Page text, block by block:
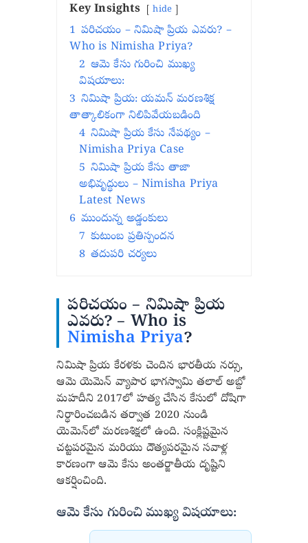
Key Insights hide
1 పరిచయం – నిమిషా ప్రియ ఎవరు? –
Who is Nimisha Priya?
2 ఆమె కేసు గురించి ముఖ్య
విషయాలు:
3 నిమిషా ప్రియ: యమన్ మరణశిక్ష
తాత్కాలికంగా నిలిపివేయబడింది
4 నిమిషా ప్రియ కేసు నేపథ్యం –
Nimisha Priya Case
5 నిమిషా ప్రియ కేసు తాజా
అభివృద్ధులు – Nimisha Priya
Latest News
6 ముందున్న అడ్డంకులు
7 కుటుంబ ప్రతిస్పందన
8 తదుపరి చర్యలు
పరిచయం – నిమిషా ప్రియ
ఎవరు? – Who is
Nimisha Priya?
నిమిషా ప్రియ కేరళకు చెందిన భారతీయ నర్సు,
ఆమె యెమెన్ వ్యాపార భాగస్వామి తలాల్ అబ్దో
మహదీని 2017లో హత్య చేసిన కేసులో దోషిగా
నిర్ధారించబడిన తర్వాత 2020 నుండి
యెమెన్‌లో మరణశిక్షలో ఉంది. సంక్లిష్టమైన
చట్టపరమైన మరియు దౌత్యపరమైన సవాళ్ల
కారణంగా ఆమె కేసు అంతర్జాతీయ దృష్టిని
ఆకర్షించింది.
ఆమె కేసు గురించి ముఖ్య విషయాలు: